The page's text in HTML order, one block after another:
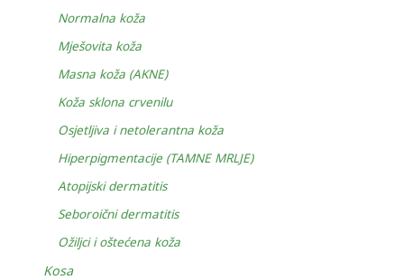
Normalna koža
Mješovita koža
Masna koža (AKNE)
Koža sklona crvenilu
Osjetljiva i netolerantna koža
Hiperpigmentacije (TAMNE MRLJE)
Atopijski dermatitis
Seboroični dermatitis
Ožiljci i oštećena koža
Kosa